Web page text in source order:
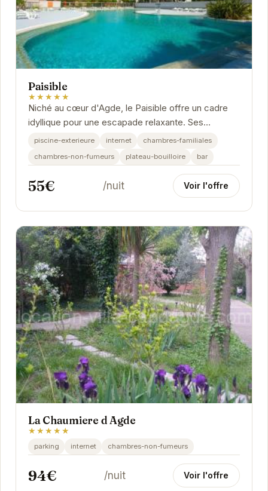
Paisible
★★★★★
Niché au cœur d'Agde, le Paisible offre un cadre
idyllique pour une escapade relaxante. Ses
installations modernes et son ambiance
piscine-exterieure internet
chambres-familiales
chambres-non-fumeurs
plateau-bouilloire bar
55€ /nuit Voir l'offre
La Chaumiere d Agde
★★★★★
parking internet chambres-non-fumeurs
94€ /nuit Voir l'offre